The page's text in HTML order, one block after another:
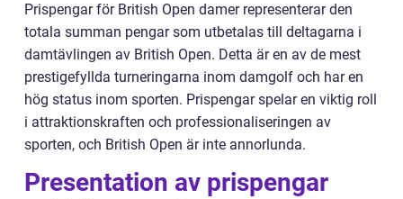
Prispengar för British Open damer representerar den
totala summan pengar som utbetalas till deltagarna i
damtävlingen av British Open. Detta är en av de mest
prestigefyllda turneringarna inom damgolf och har en
hög status inom sporten. Prispengar spelar en viktig roll
i attraktionskraften och professionaliseringen av
sporten, och British Open är inte annorlunda.
Presentation av prispengar